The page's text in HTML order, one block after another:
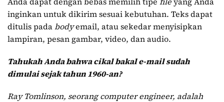
inginkan untuk dikirim sesuai kebutuhan. Teks dapat
ditulis padabodyemail, atau sekedar menyisipkan
lampiran, pesan gambar, video, dan audio.
Tahukah Anda bahwa cikal bakal e-mail sudah
dimulai sejak tahun 1960-an?
Ray Tomlinson, seorang computer engineer, adalah